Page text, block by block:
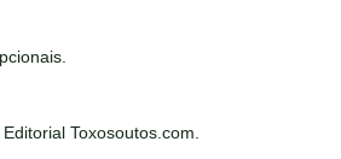
Toxosoutos.com.